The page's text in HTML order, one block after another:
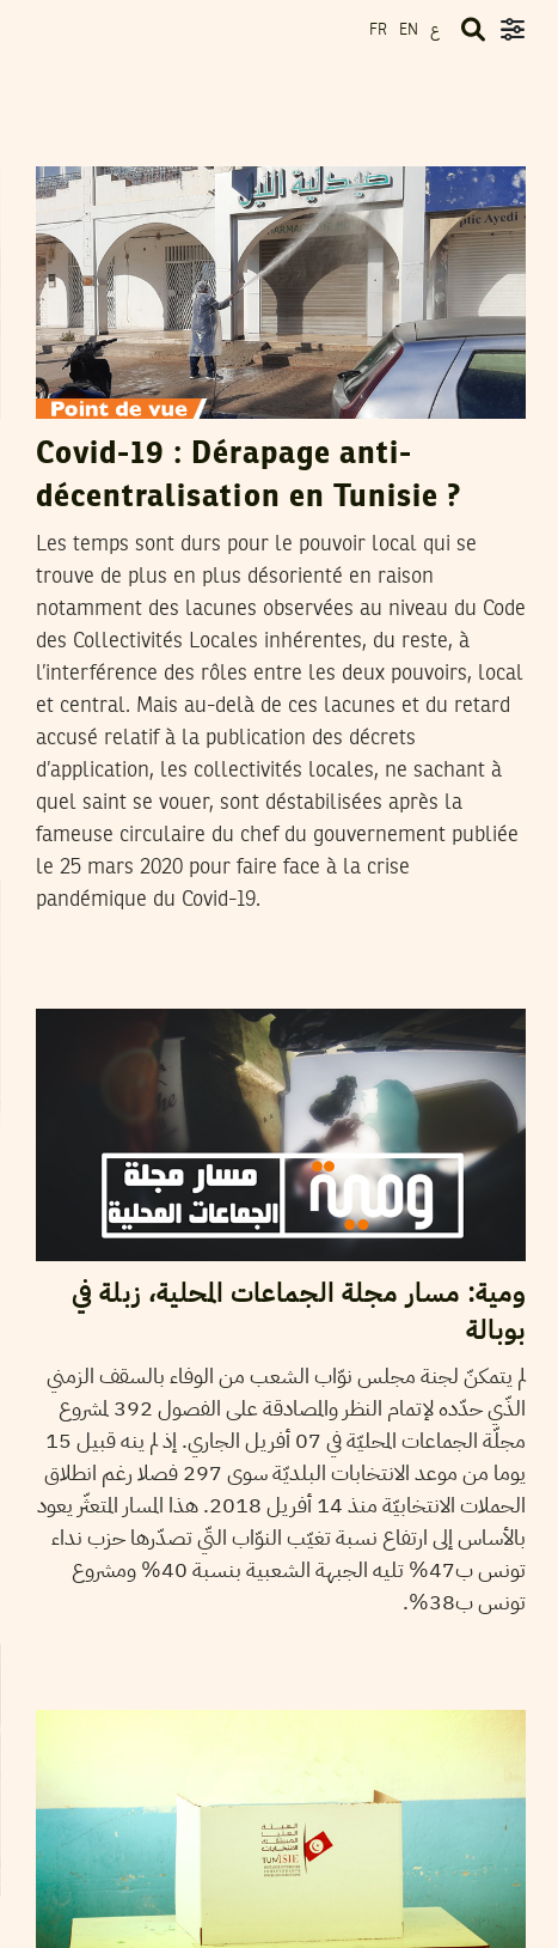
FR EN ع
Covid-19 : Dérapage anti-
décentralisation en Tunisie ?
Les temps sont durs pour le pouvoir local qui se
trouve de plus en plus désorienté en raison
notamment des lacunes observées au niveau du Code
des Collectivités Locales inhérentes, du reste, à
l’interférence des rôles entre les deux pouvoirs, local
et central. Mais au-delà de ces lacunes et du retard
accusé relatif à la publication des décrets
d’application, les collectivités locales, ne sachant à
quel saint se vouer, sont déstabilisées après la
fameuse circulaire du chef du gouvernement publiée
le 25 mars 2020 pour faire face à la crise
pandémique du Covid-19.
ومية: مسار مجلة الجماعات المحلية، زبلة في
بوبالة
لم يتمكنّ لجنة مجلس نوّاب الشعب من الوفاء بالسقف الزمني
الذّي حدّده لإتمام النظر والمصادقة على الفصول 392 لمشروع
مجلّة الجماعات المحليّة في 07 أفريل الجاري. إذ لم ينه قبيل 15
يوما من موعد الانتخابات البلديّة سوى 297 فصلا رغم انطلاق
الحملات الانتخابيّة منذ 14 أفريل 2018. هذا المسار المتعثّر يعود
بالأساس إلى ارتفاع نسبة تغيّب النوّاب التّي تصدّرها حزب نداء
تونس ب47% تليه الجبهة الشعبية بنسبة 40% ومشروع
تونس ب38%.